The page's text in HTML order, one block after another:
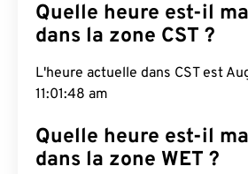
Quelle heure est-il
dans la zone CST ?
L'heure actuelle dans CST est
11:01:49 am
Quelle heure est-il
dans la zone WET ?